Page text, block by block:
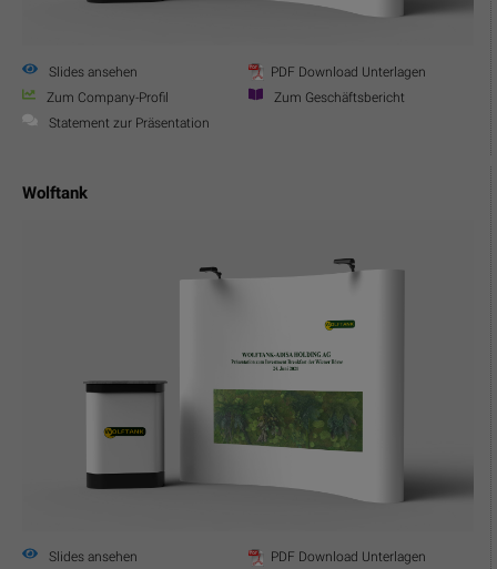
Slides ansehen
PDF Download Unterlagen
Zum Company-Profil
Zum Geschäftsbericht
Statement zur Präsentation
Wolftank
Slides ansehen
PDF Download Unterlagen